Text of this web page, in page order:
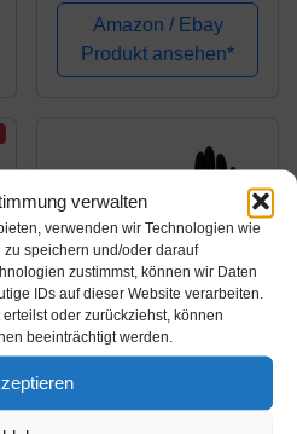
verwalten
verwenden wir Technologien wie
speichern und/oder darauf
zustimmst, können wir Daten
IDs auf dieser Website verarbeiten.
oder zurückziehst, können
beeinträchtigt werden.
Einweghandschuhe,
Einmalhandschuhe,
Untersuchungshandsc
Amazon / Ebay
Produkt ansehen*
Amazon.de
9,99€